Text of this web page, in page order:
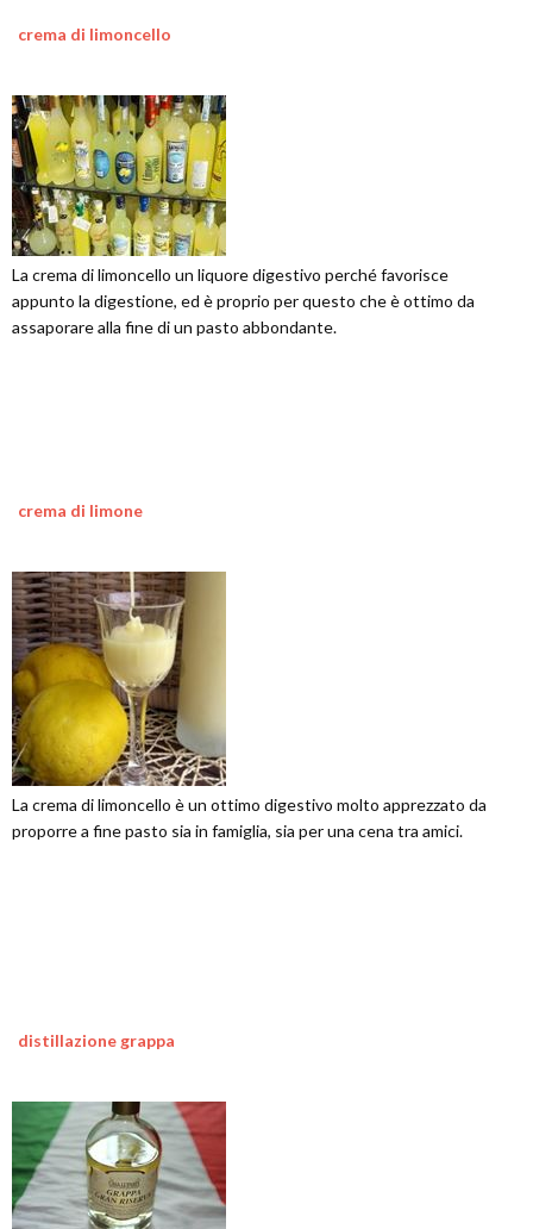
crema di limoncello
La crema di limoncello un liquore digestivo perché favorisce
appunto la digestione, ed è proprio per questo che è ottimo da
assaporare alla fine di un pasto abbondante.
crema di limone
La crema di limoncello è un ottimo digestivo molto apprezzato da
proporre a fine pasto sia in famiglia, sia per una cena tra amici.
distillazione grappa